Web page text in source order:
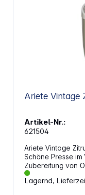
Artikel-Nr.:
621504
Ariete Vintage
Schöne Presse im
Zubereitung von
geeignet Saft kann direkt in ein Glas fließen Zwei
unterschiedlich große
Lagernd,